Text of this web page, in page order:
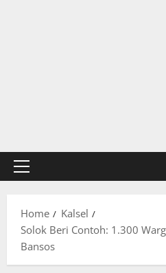
Primary
Home
Kalsel
Solok Beri Contoh: 1.300
Bansos